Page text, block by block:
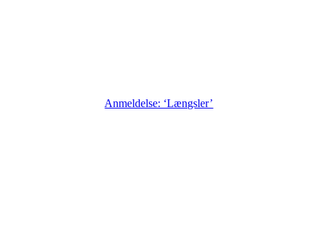
Anmeldelse: ‘Længsler’